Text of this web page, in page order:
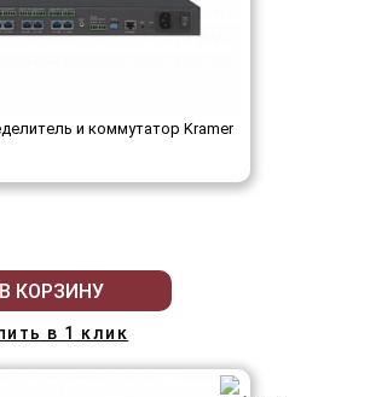
и коммутатор Kramer
В КОРЗИНУ
в 1 клик